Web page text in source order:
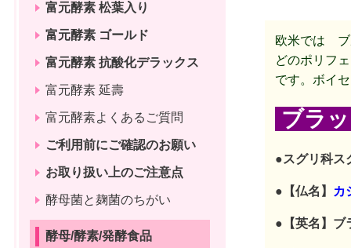
欧米では ブ
どのポリフ
です。ボイ
ブラ
●スグリ科ス
●【仏名】 カ
●【英名】ブ
富元酵素 松葉入り
富元酵素 ゴールド
富元酵素 抗酸化デラックス
富元酵素 延壽
富元酵素よくあるご質問
ご利用前にご確認のお願い
お取り扱い上のご注意点
酵母菌と麹菌のちがい
酵母/酵素/発酵食品